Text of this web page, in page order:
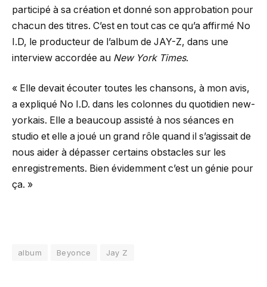
participé à sa création et donné son approbation pour
chacun des titres. C’est en tout cas ce qu’a affirmé No
I.D, le producteur de l’album de JAY-Z, dans une
interview accordée au New York Times.
« Elle devait écouter toutes les chansons, à mon avis,
a expliqué No I.D. dans les colonnes du quotidien new-
yorkais. Elle a beaucoup assisté à nos séances en
studio et elle a joué un grand rôle quand il s’agissait de
nous aider à dépasser certains obstacles sur les
enregistrements. Bien évidemment c’est un génie pour
ça. »
album Beyonce Jay Z